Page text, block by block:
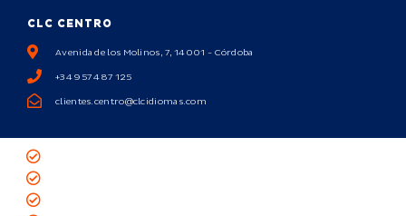
CLC CENTRO
Avenida de los Molinos, 7, 14001 - Córdoba
+34 957 487 125
clientes.centro@clcidiomas.com